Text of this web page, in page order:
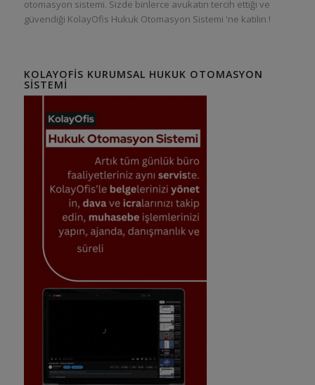
otomasyon sistemi. Sizde binlerce avukatın tercih ettiği ve
güvendiği KolayOfis Hukuk Otomasyon Sistemi 'ne katılın !
KOLAYOFIS KURUMSAL HUKUK OTOMASYON
SISTEMI